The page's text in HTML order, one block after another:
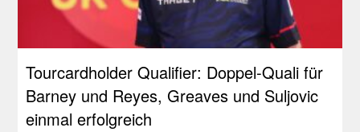
Tourcardholder Qualifier: Doppel-Quali für
Barney und Reyes, Greaves und Suljovic
einmal erfolgreich